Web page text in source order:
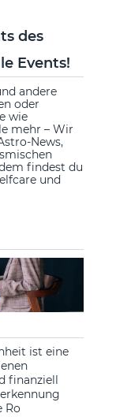
des
Events!
andere
oder
wie
mehr – Wir
News,
findest du
und
ist eine
finanziell
Ro